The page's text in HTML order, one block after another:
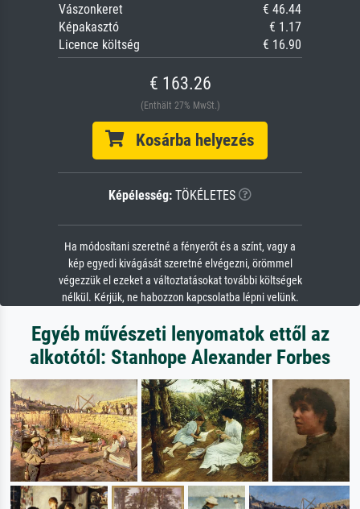
Vászonkeret
€ 46.44
Képakasztó
€ 1.17
Licence költség
€ 16.90
€ 163.26
(Enthält 27% MwSt.)
Kosárba helyezés
Képélesség: TÖKÉLETES
Ha módosítani szeretné a fényerőt és a színt, vagy a
kép egyedi kivágását szeretné elvégezni, örömmel
végezzük el ezeket a változtatásokat további költségek
nélkül. Kérjük, ne habozzon kapcsolatba lépni velünk.
Egyéb művészeti lenyomatok ettől az
alkotótól: Stanhope Alexander Forbes